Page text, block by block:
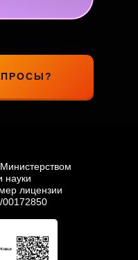
науки
лицензии